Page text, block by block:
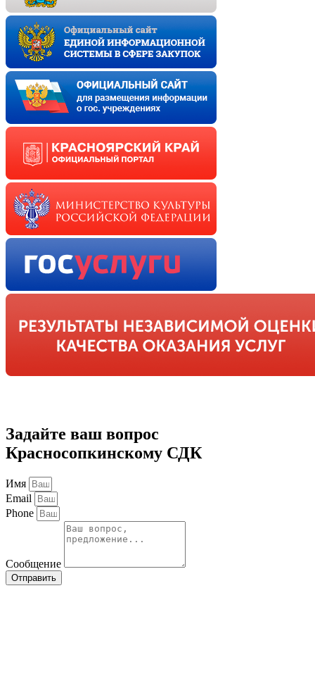
Задайте ваш вопрос
Красносопкинскому СДК
Имя
Email
Phone
Сообщение
Отправить